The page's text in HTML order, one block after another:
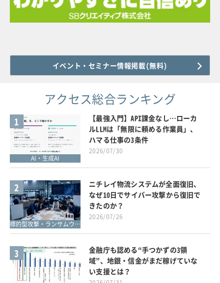
イベント・セミナー情報掲載(無料)
アクセス総合ランキング
1
AI・生成AI
【最強入門】API課金なし…ローカ
ルLLMは「無限に頼める作業員」、
ハマる仕事の3条件
2026/07/30
2
標的型攻撃・ランサムウェア対策
ニチレイ物流システムが全面復旧、
なぜ10日でサイバー攻撃から復旧で
きたのか？
2026/07/26
3
金融庁も認める“手つかずの3領
域”、地銀・信金がまだ稼げていな
い支援とは？